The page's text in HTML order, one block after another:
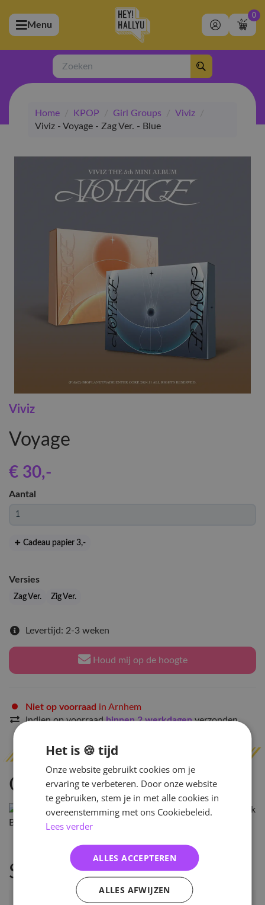
(Artiesten)
(Merchandise)
(Exclusive)
(Winkel)
Menu
0
Zoeken
Home / KPOP / Girl Groups / Viviz
/
Viviz - Voyage - Zag Ver. - Blue
Viviz
Voyage
€ 30,-
Aantal
Cadeau papier 3,-
Versies
Zag Ver. Zig Ver.
Levertijd: 2-3 weken
Houd mij op de hoogte
Niet op voorraad in Arnhem
Indien op voorraadbinnen 2 werkdagenverzonden
Omschrijving
Specificaties
Artikelnummer
VVZ-VY-PB2
Het is 🍪 tijd
Onze website gebruikt cookies om je
ervaring te verbeteren. Door onze website
te gebruiken, stem je in met alle cookies in
overeenstemming met ons Cookiebeleid.
Lees verder
ALLES ACCEPTEREN
ALLES AFWIJZEN